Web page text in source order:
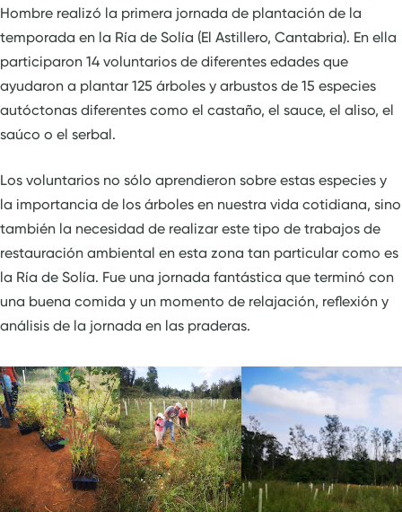
Hombre realizó la primera jornada de plantación de la
temporada en la Ría de Solía (El Astillero, Cantabria). En ella
participaron 14 voluntarios de diferentes edades que
ayudaron a plantar 125 árboles y arbustos de 15 especies
autóctonas diferentes como el castaño, el sauce, el aliso, el
saúco o el serbal.
Los voluntarios no sólo aprendieron sobre estas especies y
la importancia de los árboles en nuestra vida cotidiana, sino
también la necesidad de realizar este tipo de trabajos de
restauración ambiental en esta zona tan particular como es
la Ría de Solía. Fue una jornada fantástica que terminó con
una buena comida y un momento de relajación, reflexión y
análisis de la jornada en las praderas.